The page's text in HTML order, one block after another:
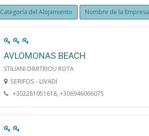
Categoría del Alojamiento Nombre de la Empresa
AVLOMONAS BEACH
STILIANI DIMITRIOU ROTA
SERIFOS - LIVADI
+302281051618, +306946066075